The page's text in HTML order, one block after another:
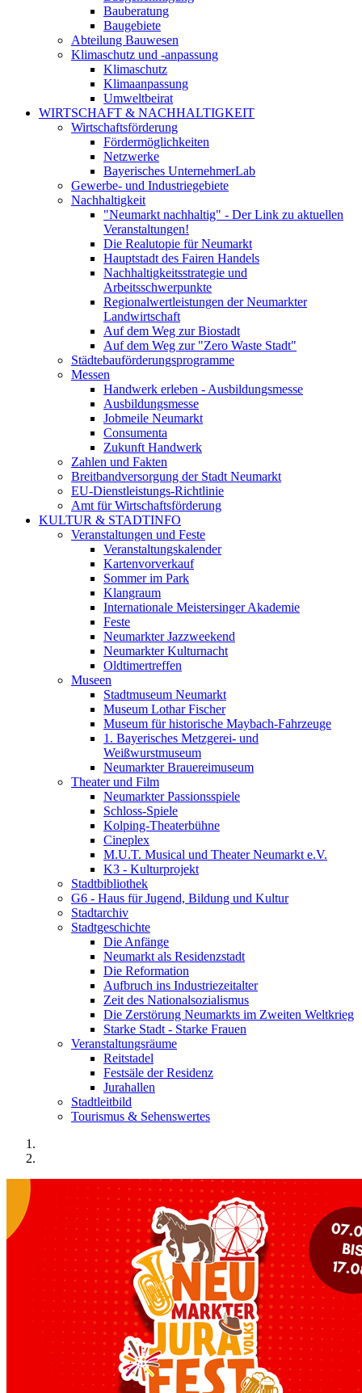
Bauberatung
Baugebiete
Abteilung Bauwesen
Klimaschutz und -anpassung
Klimaschutz
Klimaanpassung
Umweltbeirat
WIRTSCHAFT & NACHHALTIGKEIT
Wirtschaftsförderung
Fördermöglichkeiten
Netzwerke
Bayerisches UnternehmerLab
Gewerbe- und Industriegebiete
Nachhaltigkeit
"Neumarkt nachhaltig" - Der Link zu aktuellen
Veranstaltungen!
Die Realutopie für Neumarkt
Hauptstadt des Fairen Handels
Nachhaltigkeitsstrategie und
Arbeitsschwerpunkte
Regionalwertleistungen der Neumarkter
Landwirtschaft
Auf dem Weg zur Biostadt
Auf dem Weg zur "Zero Waste Stadt"
Städtebauförderungsprogramme
Messen
Handwerk erleben - Ausbildungsmesse
Ausbildungsmesse
Jobmeile Neumarkt
Consumenta
Zukunft Handwerk
Zahlen und Fakten
Breitbandversorgung der Stadt Neumarkt
EU-Dienstleistungs-Richtlinie
Amt für Wirtschaftsförderung
KULTUR & STADTINFO
Veranstaltungen und Feste
Veranstaltungskalender
Kartenvorverkauf
Sommer im Park
Klangraum
Internationale Meistersinger Akademie
Feste
Neumarkter Jazzweekend
Neumarkter Kulturnacht
Oldtimertreffen
Museen
Stadtmuseum Neumarkt
Museum Lothar Fischer
Museum für historische Maybach-Fahrzeuge
1. Bayerisches Metzgerei- und
Weißwurstmuseum
Neumarkter Brauereimuseum
Theater und Film
Neumarkter Passionsspiele
Schloss-Spiele
Kolping-Theaterbühne
Cineplex
M.U.T. Musical und Theater Neumarkt e.V.
K3 - Kulturprojekt
Stadtbibliothek
G6 - Haus für Jugend, Bildung und Kultur
Stadtarchiv
Stadtgeschichte
Die Anfänge
Neumarkt als Residenzstadt
Die Reformation
Aufbruch ins Industriezeitalter
Zeit des Nationalsozialismus
Die Zerstörung Neumarkts im Zweiten Weltkrieg
Starke Stadt - Starke Frauen
Veranstaltungsräume
Reitstadel
Festsäle der Residenz
Jurahallen
Stadtleitbild
Tourismus & Sehenswertes